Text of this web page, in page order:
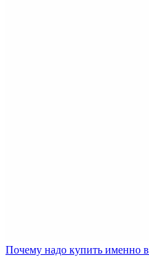
Почему надо купить именно в